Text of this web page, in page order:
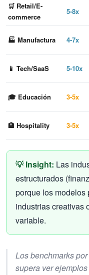
🛒 Retail/E-
commerce
5-8x
🏭 Manufactura 4-7x
📱 Tech/SaaS 5-10x
🎓 Educación 3-5x
🏨 Hospitality 3-5x
💡 Insight: Las
estructurados
porque los modelos
industrias creativas
variable.
Los benchmarks
supera ver